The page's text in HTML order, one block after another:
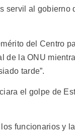
servil al
del Centro
de la ONU
tarde”.
el golpe de
funcionarios y